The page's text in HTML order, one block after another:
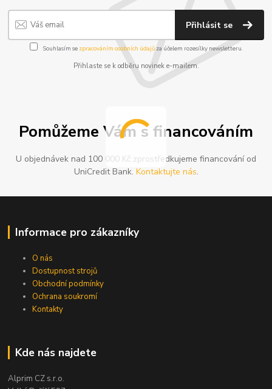
Přihlásit se
Souhlasím se zpracováním osobních údajůza účelem rozesílky newsletteru.
Přihlaste se k odběru novinek e-mailem.
Pomůžeme Vám s financováním
U objednávek nad 100 000 Kč zprostředkujeme financování od
UniCredit Bank. Kontaktujte nás.
Informace pro zákazníky
O nás
Dostupnost strojů
Obchodní podmínky
Ochrana soukromí
Kontakty
Kde nás najdete
Alprim CZ s.r.o.